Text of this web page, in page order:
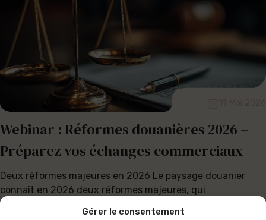
Gérer le consentement
Webinar : Réformes douanières 2026 –
Préparez vos échanges commerciaux
Deux réformes majeures en 2026 Le paysage douanier
connaît en 2026 deux réformes majeures, qui
redéfinissent le cadre juridique et...